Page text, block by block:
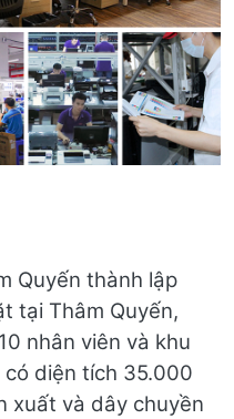
Quyến thành lập
tại Thâm Quyến,
nhân viên và khu
diện tích 35.000
xuất và dây chuyền